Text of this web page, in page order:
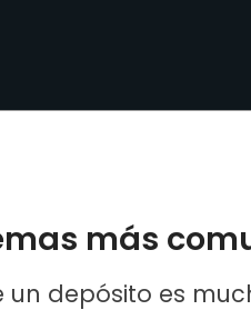
más
un depósito es